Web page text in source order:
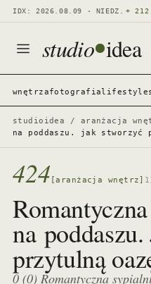
IDX: 2026.08.09 · NIEDZ. + 212
studio idea
wnętrzafotografialifestyle
studioidea / aranżacja
na poddaszu. jak stworzyć
424 [aranżacja wnętrz]
na
przytulną
0 (0) Romantyczna